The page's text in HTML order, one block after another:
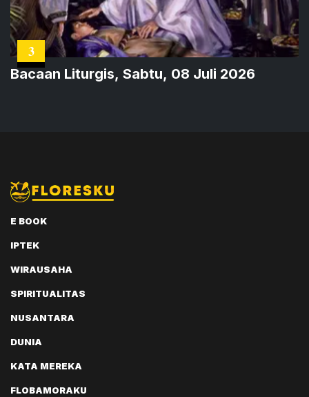
3
Bacaan Liturgis, Sabtu, 08 Juli 2026
E BOOK
IPTEK
WIRAUSAHA
SPIRITUALITAS
NUSANTARA
DUNIA
KATA MEREKA
FLOBAMORAKU